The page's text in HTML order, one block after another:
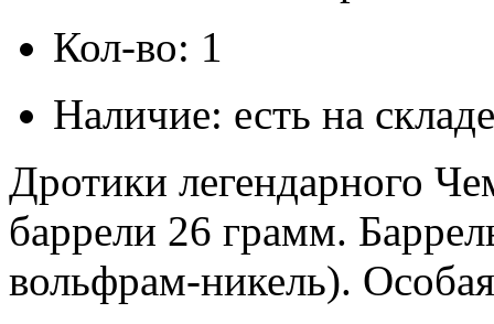
Кол-во: 1
Наличие: есть на складе
Дротики легендарного
баррели 26 грамм.
вольфрам-никель).